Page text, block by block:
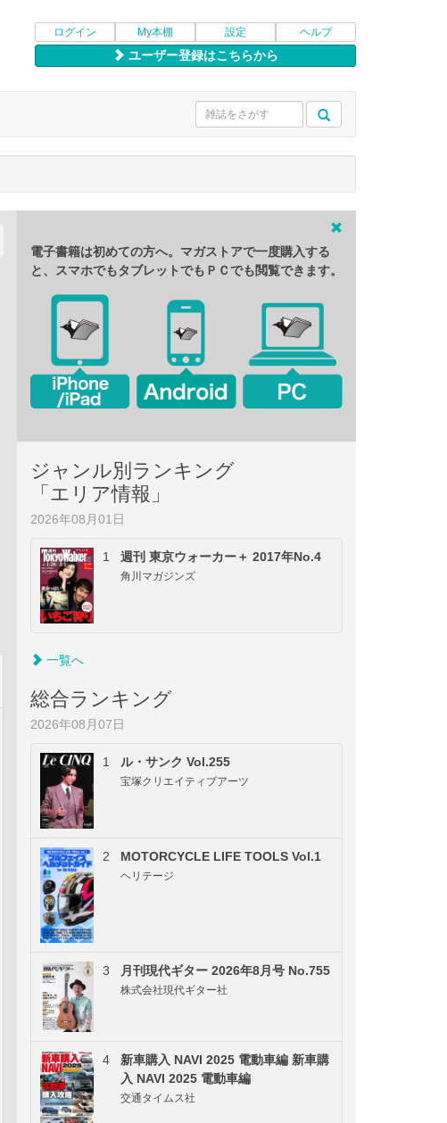
ログイン My本棚 設定 ヘルプ
ユーザー登録はこちらから
電子書籍は初めての方へ。マガストアで一度購入する
と、スマホでもタブレットでもＰＣでも閲覧できます。
ジャンル別ランキング
「エリア情報」
2026年08月01日
1 週刊 東京ウォーカー＋ 2017年No.4
角川マガジンズ
一覧へ
総合ランキング
2026年08月07日
1 ル・サンク Vol.255
宝塚クリエイティブアーツ
2 MOTORCYCLE LIFE TOOLS Vol.1
ヘリテージ
3 月刊現代ギター 2026年8月号 No.755
株式会社現代ギター社
4
新車購入 NAVI 2025 電動車編 新車購
入 NAVI 2025 電動車編
交通タイムス社